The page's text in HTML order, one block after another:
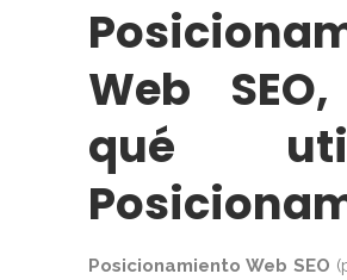
Web
qué
Posicionamiento Web SEO